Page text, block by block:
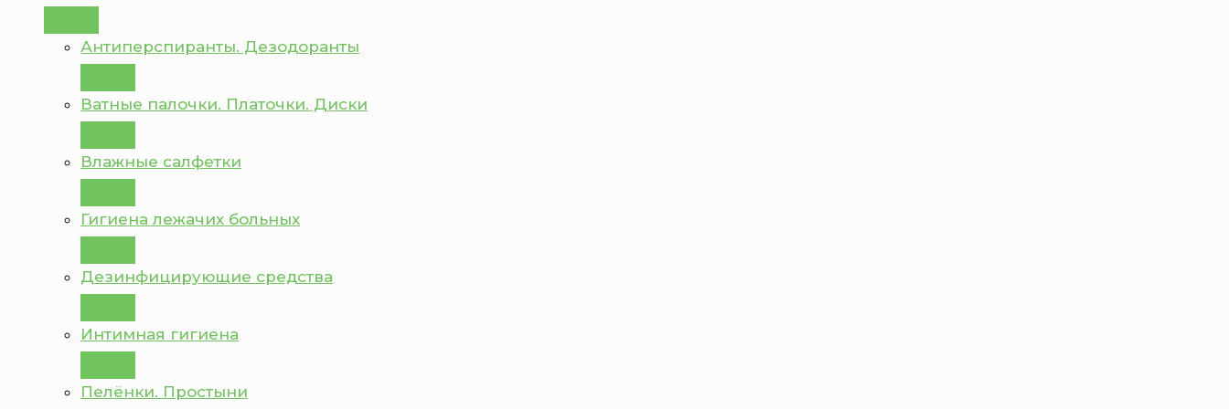
Антиперспиранты. Дезодоранты
Ватные палочки. Платочки. Диски
Влажные салфетки
Гигиена лежачих больных
Дезинфицирующие средства
Интимная гигиена
Пелёнки. Простыни